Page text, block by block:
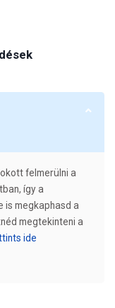
felmerülni a
így a
is megkaphasd a
megtekinteni a
ide